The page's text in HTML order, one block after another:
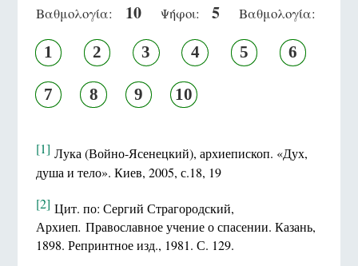
Βαθμολογία: 10 Ψήφοι: 5 Βαθμολογία:
1 2 3 4 5 6
7 8 9 10
[1] Лука (Войно-Ясенецкий), архиепископ. «Дух,
душа и тело». Киев, 2005, с.18, 19
[2] Цит. по: Сергий Страгородский,
Архиеп. Православное учение о спасении. Казань,
1898. Репринтное изд., 1981. С. 129.